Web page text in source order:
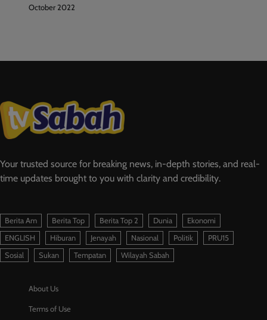
October 2022
Your trusted source for breaking news, in-depth stories, and real-
time updates brought to you with clarity and credibility.
Berita Am Berita Top Berita Top 2 Dunia
Ekonomi
ENGLISH
Hiburan Jenayah Nasional Politik
PRU15
Sosial
Sukan Tempatan Wilayah Sabah
About Us
Terms of Use